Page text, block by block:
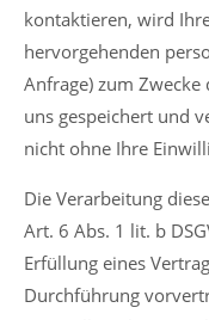
kontaktieren, wird
hervorgehenden
Anfrage) zum
uns gespeichert und
nicht ohne Ihre
Die Verarbeitung
Art. 6 Abs. 1 lit. b
Erfüllung eines
Durchführung